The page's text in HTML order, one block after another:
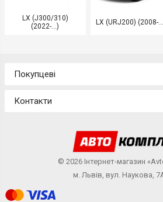
LX (J300/310)
(2022-...)
LX (URJ200) (2008-
Покупцеві
Контакти
© 2026 Інтернет-магазин
м. Львів, вул. Наукова,